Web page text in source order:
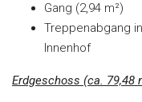
Gang (2,94 m²)
Treppenabgang
Innenhof
Erdgeschoss (ca. 79,48